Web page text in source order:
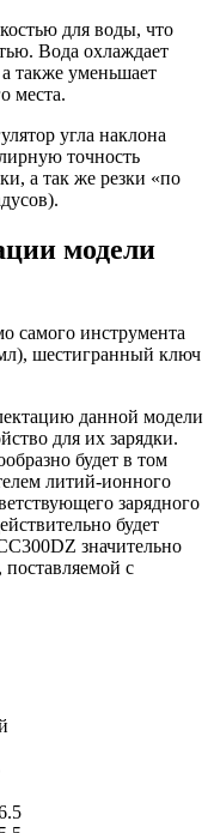
для воды, что
Вода охлаждает
также уменьшает
места.
угла наклона
точность
а так же резки «по
модели
самого инструмента
шестигранный ключ
данной модели
для их зарядки.
будет в том
литий-ионного
зарядного
будет
значительно
с